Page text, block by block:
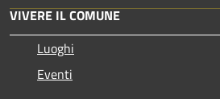
VIVERE IL COMUNE
Luoghi
Eventi